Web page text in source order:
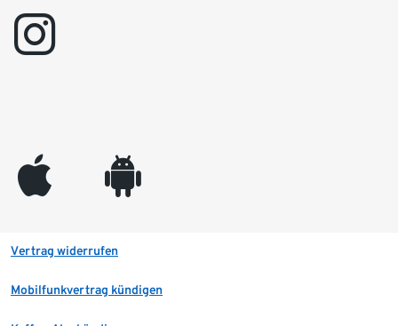
instagram
appleinc android
Vertrag widerrufen
Mobilfunkvertrag kündigen